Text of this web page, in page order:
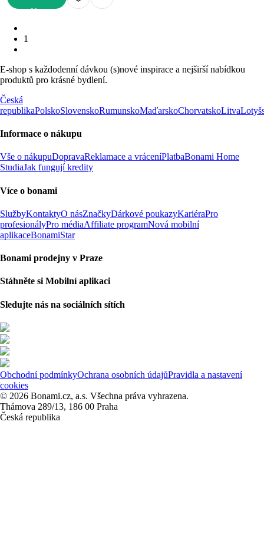
1
E-shop s každodenní dávkou (s)nové inspirace a nejširší nabídkou
produktů pro krásné bydlení.
Česká
republikaPolskoSlovenskoRumunskoMaďarskoChorvatskoLitva
Informace o nákupu
Vše o nákupuDopravaReklamace a vráceníPlatbaBonami Home
StudiaJak fungují kredity
Více o bonami
SlužbyKontaktyO násZnačkyDárkové poukazyKariéraPro
profesionályPro médiaAffiliate programNová mobilní
aplikaceBonamiStar
Bonami prodejny v Praze
Stáhněte si Mobilní aplikaci
Sledujte nás na sociálních sítích
Obchodní podmínkyOchrana osobních údajůPravidla a nastavení
cookies
© 2026 Bonami.cz, a.s. Všechna práva vyhrazena.
Thámova 289/13, 186 00 Praha
Česká republika